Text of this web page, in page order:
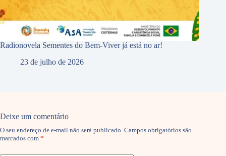
Radionovela Sementes do Bem-Viver já está no ar!
23 de julho de 2026
Deixe um comentário
O seu endereço de e-mail não será publicado. Campos obrigatórios são
marcados com *